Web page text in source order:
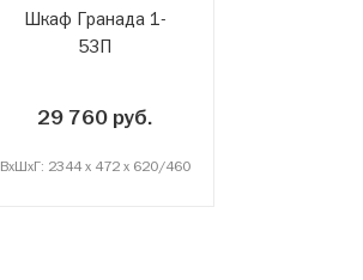
Шкаф Гранада 1-
53П
29 760 руб.
ВxШxГ: 2344 x 472 x 620/460